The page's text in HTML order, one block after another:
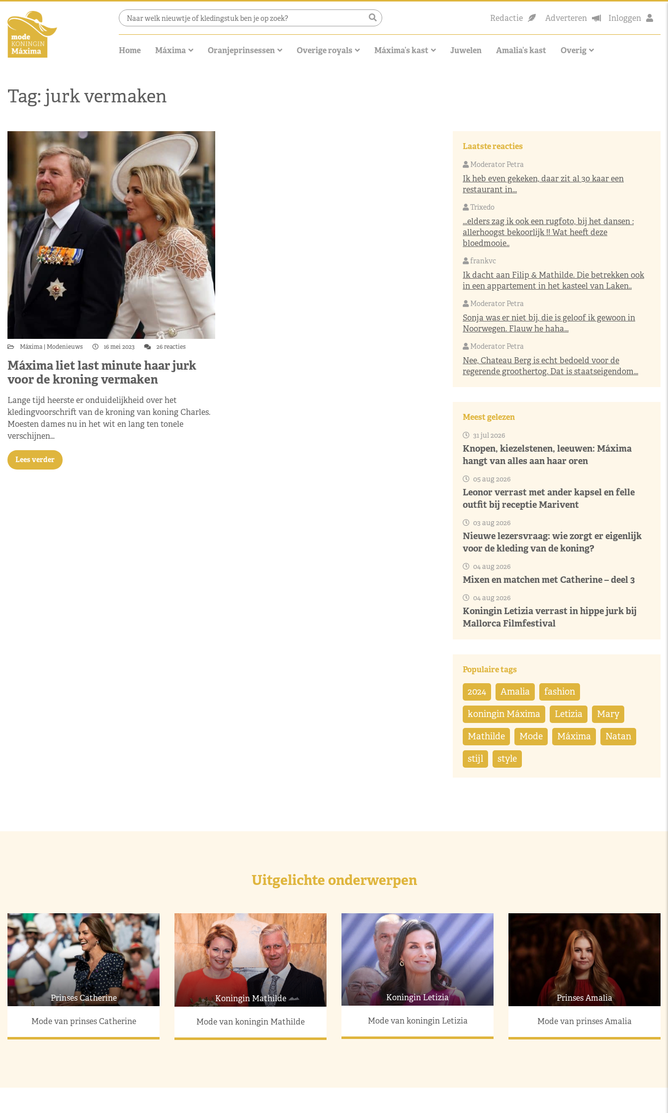
Redactie Adverteren Inloggen
Home Máxima Oranjeprinsessen Overige royals Máxima’s kast Juwelen Amalia’s kast Overig
Tag: jurk vermaken
Máxima Modenieuws 16 mei 2023 26 reacties
Máxima liet last minute haar jurk
voor de kroning vermaken
Lange tijd heerste er onduidelijkheid over het
kledingvoorschrift van de kroning van koning Charles.
Moesten dames nu in het wit en lang ten tonele
verschijnen…
Lees verder
Laatste reacties
Moderator Petra
Ik heb even gekeken, daar zit al 30 kaar een
restaurant in...
Trixedo
...elders zag ik ook een rugfoto, bij het dansen :
allerhoogst bekoorlijk !! Wat heeft deze
bloedmooie..
frankvc
Ik dacht aan Filip & Mathilde. Die betrekken ook
in een appartement in het kasteel van Laken..
Moderator Petra
Sonja was er niet bij, die is geloof ik gewoon in
Noorwegen. Flauw he haha...
Moderator Petra
Nee, Chateau Berg is echt bedoeld voor de
regerende groothertog. Dat is staatseigendom...
Meest gelezen
31 jul 2026
Knopen, kiezelstenen, leeuwen: Máxima
hangt van alles aan haar oren
05 aug 2026
Leonor verrast met ander kapsel en felle
outfit bij receptie Marivent
03 aug 2026
Nieuwe lezersvraag: wie zorgt er eigenlijk
voor de kleding van de koning?
04 aug 2026
Mixen en matchen met Catherine – deel 3
04 aug 2026
Koningin Letizia verrast in hippe jurk bij
Mallorca Filmfestival
Populaire tags
2024 Amalia fashion
koningin Máxima Letizia Mary
Mathilde Mode Máxima Natan
stijl style
Uitgelichte onderwerpen
Prinses Catherine
Mode van prinses Catherine
Koningin Mathilde
Mode van koningin Mathilde
Koningin Letizia
Mode van koningin Letizia
Prinses Amalia
Mode van prinses Amalia